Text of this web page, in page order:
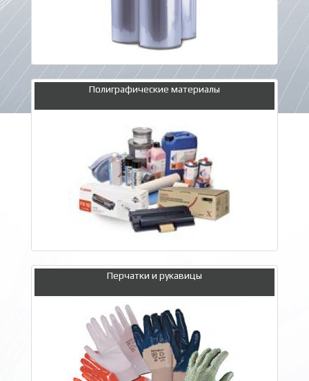
Полиграфические материалы
Перчатки и рукавицы